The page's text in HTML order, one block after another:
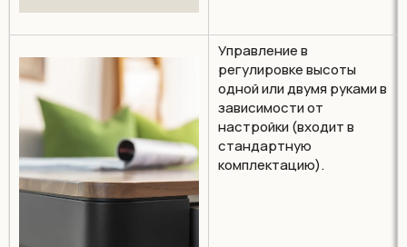
Управление в
регулировке высоты
одной или двумя руками в
зависимости от
настройки (входит в
стандартную
комплектацию).